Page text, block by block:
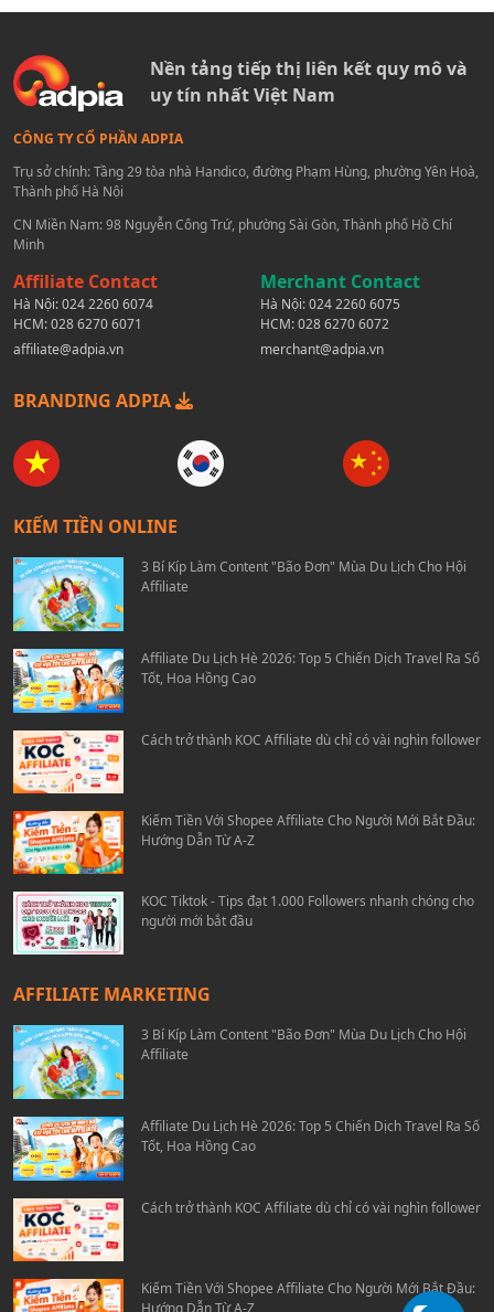
Nền tảng tiếp thị liên kết quy mô và
uy tín nhất Việt Nam
CÔNG TY CỔ PHẦN ADPIA
Trụ sở chính: Tầng 29 tòa nhà Handico, đường Phạm Hùng, phường Yên Hoà,
Thành phố Hà Nội
CN Miền Nam: 98 Nguyễn Công Trứ, phường Sài Gòn, Thành phố Hồ Chí
Minh
Affiliate Contact
Hà Nội:024 2260 6074
HCM:028 6270 6071
affiliate@adpia.vn
Merchant Contact
Hà Nội:024 2260 6075
HCM:028 6270 6072
merchant@adpia.vn
BRANDING ADPIA
KIẾM TIỀN ONLINE
3 Bí Kíp Làm Content "Bão Đơn" Mùa Du Lịch Cho Hội
Affiliate
Affiliate Du Lịch Hè 2026: Top 5 Chiến Dịch Travel Ra Số
Tốt, Hoa Hồng Cao
Cách trở thành KOC Affiliate dù chỉ có vài nghìn follower
Kiếm Tiền Với Shopee Affiliate Cho Người Mới Bắt Đầu:
Hướng Dẫn Từ A-Z
KOC Tiktok - Tips đạt 1.000 Followers nhanh chóng cho
người mới bắt đầu
AFFILIATE MARKETING
3 Bí Kíp Làm Content "Bão Đơn" Mùa Du Lịch Cho Hội
Affiliate
Affiliate Du Lịch Hè 2026: Top 5 Chiến Dịch Travel Ra Số
Tốt, Hoa Hồng Cao
Cách trở thành KOC Affiliate dù chỉ có vài nghìn follower
Kiếm Tiền Với Shopee Affiliate Cho Người Mới Bắt Đầu:
Hướng Dẫn Từ A-Z